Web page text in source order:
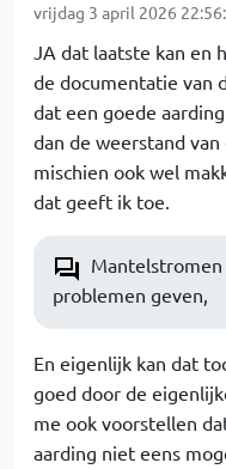
vrijdag 3 april 2026
JA dat laatste kan en
de documentatie van
dat een goede
dan de weerstand
mischien ook wel
dat geeft ik toe.
problemen geven,
En eigenlijk kan dat
goed door de
me ook voorstellen
aarding niet eens